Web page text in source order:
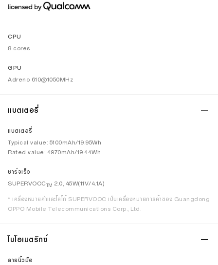
CPU
8 cores
GPU
Adreno 610@1050MHz
แบตเตอรี่
แบตเตอรี่
Typical value: 5100mAh/19.95Wh
Rated value: 4970mAh/19.44Wh
ชาร์จเร็ว
SUPERVOOCTM 2.0, 45W(11V/4.1A)
* เครื่องหมายคำและโลโก้ SUPERVOOC เป็นเครื่องหมายการค้าของ Guangdong
OPPO Mobile Telecommunications Corp., Ltd.
ไบโอเมตริกซ์
ลายนิ้วมือ